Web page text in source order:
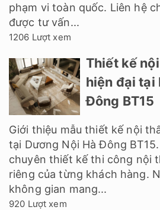
phạm vi toàn quốc. Liên hệ
được tư vấn...
1206 Lượt xem
Thiết kế
hiện đại tại
Đông BT15
Giới thiệu mẫu thiết kế nội
tại Dương Nội Hà Đông BT15.
chuyên thiết kế thi công nội
riêng của từng khách hàng.
không gian mang...
920 Lượt xem